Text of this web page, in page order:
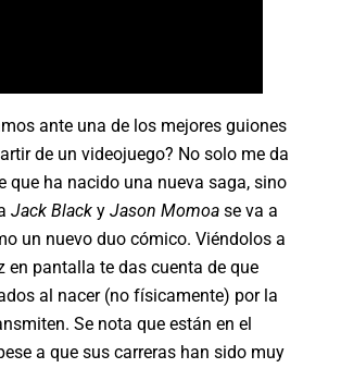
ante una de los mejores guiones
de un videojuego? No solo me da
que ha nacido una nueva saga, sino
Jack Black y Jason Momoa se va a
un nuevo duo cómico. Viéndolos a
en pantalla te das cuenta de que
al nacer (no físicamente) por la
Se nota que están en el
a que sus carreras han sido muy